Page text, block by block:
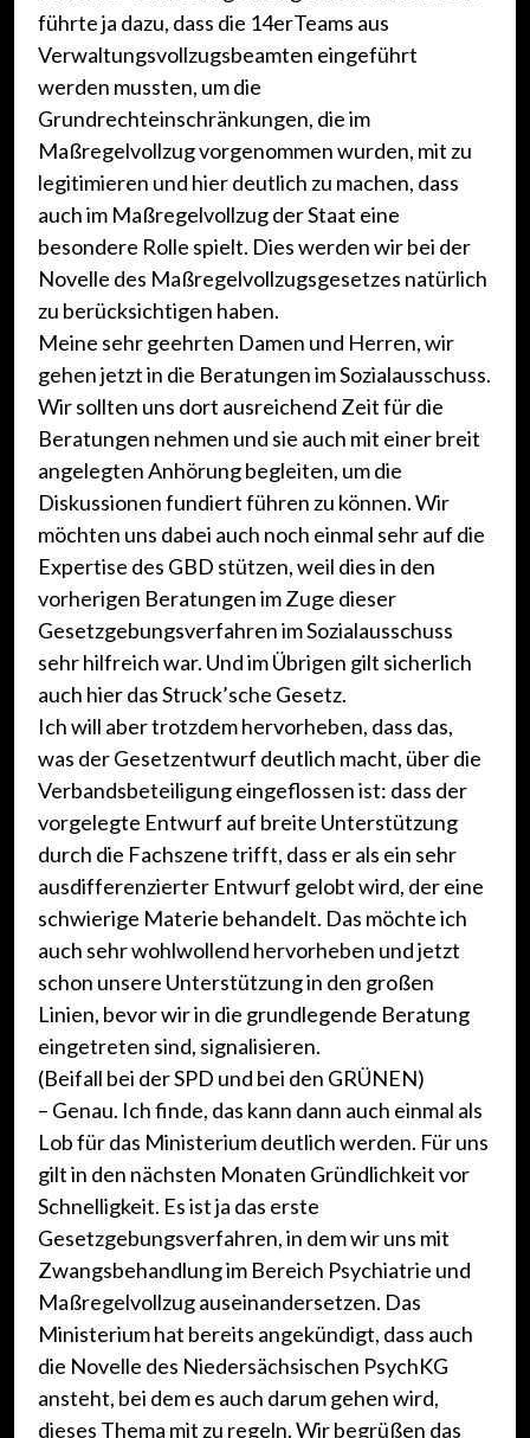
führte ja dazu, dass die 14erTeams aus
Verwaltungsvollzugsbeamten eingeführt
werden mussten, um die
Grundrechteinschränkungen, die im
Maßregelvollzug vorgenommen wurden, mit zu
legitimieren und hier deutlich zu machen, dass
auch im Maßregelvollzug der Staat eine
besondere Rolle spielt. Dies werden wir bei der
Novelle des Maßregelvollzugsgesetzes natürlich
zu berücksichtigen haben.
Meine sehr geehrten Damen und Herren, wir
gehen jetzt in die Beratungen im Sozialausschuss.
Wir sollten uns dort ausreichend Zeit für die
Beratungen nehmen und sie auch mit einer breit
angelegten Anhörung begleiten, um die
Diskussionen fundiert führen zu können. Wir
möchten uns dabei auch noch einmal sehr auf die
Expertise des GBD stützen, weil dies in den
vorherigen Beratungen im Zuge dieser
Gesetzgebungsverfahren im Sozialausschuss
sehr hilfreich war. Und im Übrigen gilt sicherlich
auch hier das Struck’sche Gesetz.
Ich will aber trotzdem hervorheben, dass das,
was der Gesetzentwurf deutlich macht, über die
Verbandsbeteiligung eingeflossen ist: dass der
vorgelegte Entwurf auf breite Unterstützung
durch die Fachszene trifft, dass er als ein sehr
ausdifferenzierter Entwurf gelobt wird, der eine
schwierige Materie behandelt. Das möchte ich
auch sehr wohlwollend hervorheben und jetzt
schon unsere Unterstützung in den großen
Linien, bevor wir in die grundlegende Beratung
eingetreten sind, signalisieren.
(Beifall bei der SPD und bei den GRÜNEN)
– Genau. Ich finde, das kann dann auch einmal als
Lob für das Ministerium deutlich werden. Für uns
gilt in den nächsten Monaten Gründlichkeit vor
Schnelligkeit. Es ist ja das erste
Gesetzgebungsverfahren, in dem wir uns mit
Zwangsbehandlung im Bereich Psychiatrie und
Maßregelvollzug auseinandersetzen. Das
Ministerium hat bereits angekündigt, dass auch
die Novelle des Niedersächsischen PsychKG
ansteht, bei dem es auch darum gehen wird,
dieses Thema mit zu regeln. Wir begrüßen das